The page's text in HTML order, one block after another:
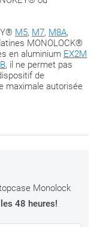
M5, M7, M8A,
MONOLOCK®
en aluminium EX2M
, il ne permet pas
de
maximale autorisée
Monolock
48 heures!